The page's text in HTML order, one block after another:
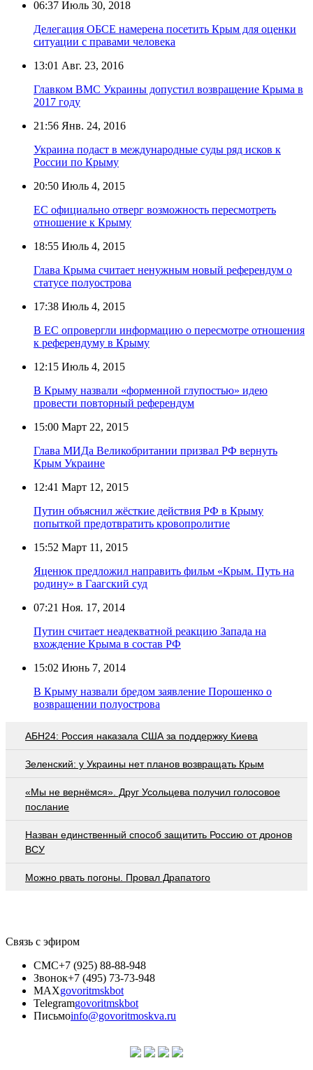
06:37 Июль 30, 2018
Делегация ОБСЕ намерена посетить Крым для оценки
ситуации с правами человека
13:01 Авг. 23, 2016
Главком ВМС Украины допустил возвращение Крыма в
2017 году
21:56 Янв. 24, 2016
Украина подаст в международные суды ряд исков к
России по Крыму
20:50 Июль 4, 2015
ЕС официально отверг возможность пересмотреть
отношение к Крыму
18:55 Июль 4, 2015
Глава Крыма считает ненужным новый референдум о
статусе полуострова
17:38 Июль 4, 2015
В ЕС опровергли информацию о пересмотре отношения
к референдуму в Крыму
12:15 Июль 4, 2015
В Крыму назвали «форменной глупостью» идею
провести повторный референдум
15:00 Март 22, 2015
Глава МИДа Великобритании призвал РФ вернуть
Крым Украине
12:41 Март 12, 2015
Путин объяснил жёсткие действия РФ в Крыму
попыткой предотвратить кровопролитие
15:52 Март 11, 2015
Яценюк предложил направить фильм «Крым. Путь на
родину» в Гаагский суд
07:21 Ноя. 17, 2014
Путин считает неадекватной реакцию Запада на
вхождение Крыма в состав РФ
15:02 Июнь 7, 2014
В Крыму назвали бредом заявление Порошенко о
возвращении полуострова
АБН24: Россия наказала США за поддержку Киева
Зеленский: у Украины нет планов возвращать Крым
«Мы не вернёмся». Друг Усольцева получил голосовое
послание
Назван единственный способ защитить Россию от дронов
ВСУ
Можно рвать погоны. Провал Драпатого
Связь с эфиром
СМС+7 (925) 88-88-948
Звонок+7 (495) 73-73-948
MAXgovoritmskbot
Telegramgovoritmskbot
Письмоinfo@govoritmoskva.ru